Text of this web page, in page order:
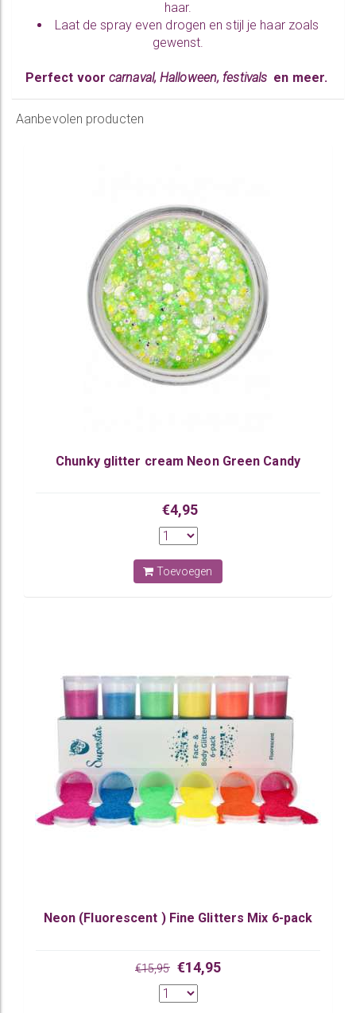
haar.
Laat de spray even drogen en stijl je haar zoals
gewenst.
Perfect voor carnaval,Halloween, festivals en meer.
Aanbevolen producten
Chunky glitter cream Neon Green Candy
€4,95
Toevoegen
Neon (Fluorescent ) Fine Glitters Mix 6-pack
€15,95 €14,95